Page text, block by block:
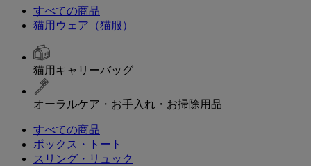
すべての商品
猫用ウェア（猫服）
猫用キャリーバッグ
オーラルケア・お手入れ・お掃除用品
すべての商品
ボックス・トート
スリング・リュック